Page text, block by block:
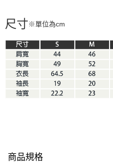
尺寸※單位為cm
商品規格